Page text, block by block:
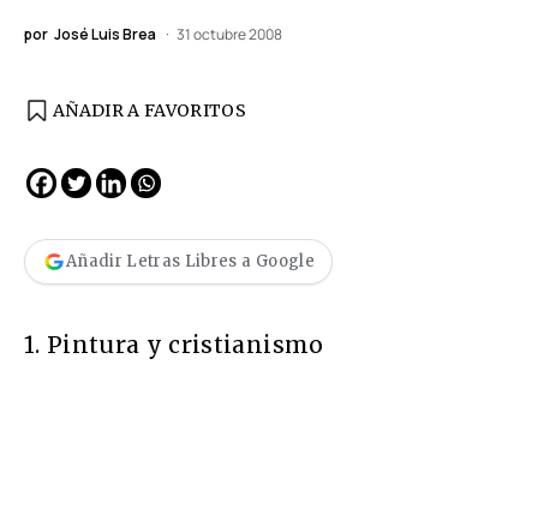
por José Luis Brea 31 octubre 2008
AÑADIR A FAVORITOS
Añadir Letras Libres a Google
1. Pintura y cristianismo